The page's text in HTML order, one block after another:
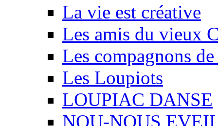
La vie est créative
Les amis du vieux
Les compagnons
Les Loupiots
LOUPIAC DANSE
NOU-NOUS